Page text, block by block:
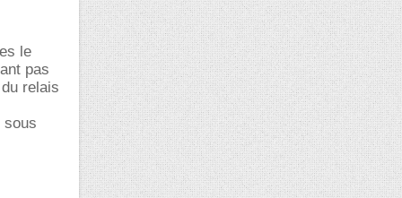
le
pas
relais
sous